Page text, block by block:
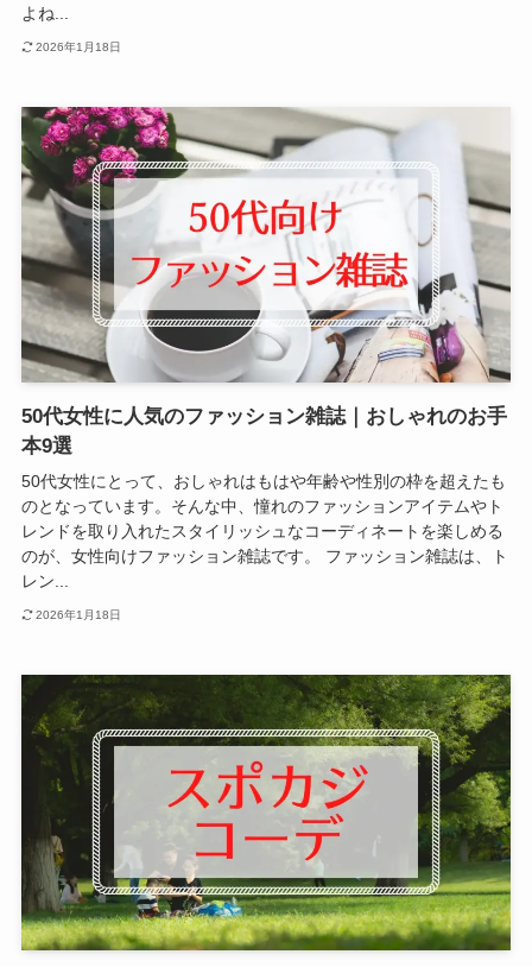
よね...
2026年1月18日
50代女性に人気のファッション雑誌｜おしゃれのお手
本9選
50代女性にとって、おしゃれはもはや年齢や性別の枠を超えたも
のとなっています。そんな中、憧れのファッションアイテムやト
レンドを取り入れたスタイリッシュなコーディネートを楽しめる
のが、女性向けファッション雑誌です。 ファッション雑誌は、ト
レン...
2026年1月18日